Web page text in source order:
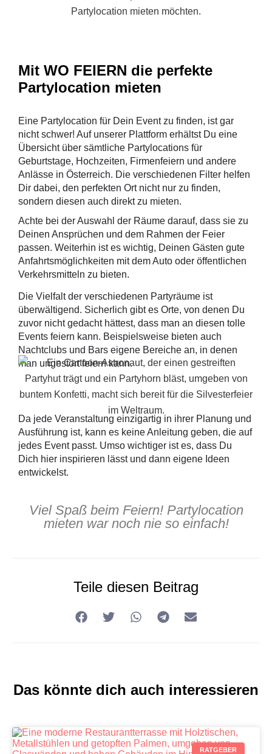
Mit WO FEIERN die perfekte
Partylocation mieten
Eine Partylocation für Dein Event zu finden, ist gar
nicht schwer! Auf unserer Plattform erhältst Du eine
Übersicht über sämtliche Partylocations für
Geburtstage, Hochzeiten, Firmenfeiern und andere
Anlässe in Österreich. Die verschiedenen Filter helfen
Dir dabei, den perfekten Ort nicht nur zu finden,
sondern diesen auch direkt zu mieten.
Achte bei der Auswahl der Räume darauf, dass sie zu
Deinen Ansprüchen und dem Rahmen der Feier
passen. Weiterhin ist es wichtig, Deinen Gästen gute
Anfahrtsmöglichkeiten mit dem Auto oder öffentlichen
Verkehrsmitteln zu bieten.
Die Vielfalt der verschiedenen Partyräume ist
überwältigend. Sicherlich gibt es Orte, von denen Du
zuvor nicht gedacht hättest, dass man an diesen tolle
Events feiern kann. Beispielsweise bieten auch
Nachtclubs und Bars eigene Bereiche an, in denen
man ungestört feiern kann.
Da jede Veranstaltung einzigartig in ihrer Planung und
Ausführung ist, kann es keine Anleitung geben, die auf
jedes Event passt. Umso wichtiger ist es, dass Du
Dich hier inspirieren lässt und dann eigene Ideen
entwickelst.
Viel Spaß beim Feiern! Partylocation
mieten war noch nie so einfach!
Teile diesen Beitrag
Das könnte dich auch interessieren
RATGEBER